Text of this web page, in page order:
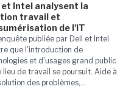
et Intel analysent la
travail et
de l'IT
publiée par Dell et Intel
que l'introduction de
et d'usages grand public
lieu de travail se poursuit. Aide à
des problèmes,...